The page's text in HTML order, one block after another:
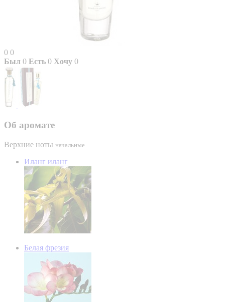
0 0
Был 0 Есть 0 Хочу 0
Об аромате
Верхние ноты начальные
Иланг иланг
Белая фрезия